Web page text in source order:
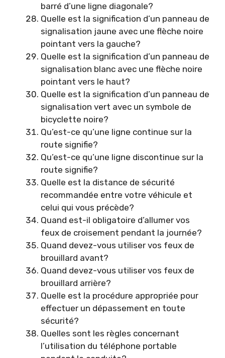
barré d’une ligne diagonale?
Quelle est la signification d’un panneau de
signalisation jaune avec une flèche noire
pointant vers la gauche?
Quelle est la signification d’un panneau de
signalisation blanc avec une flèche noire
pointant vers le haut?
Quelle est la signification d’un panneau de
signalisation vert avec un symbole de
bicyclette noire?
Qu’est-ce qu’une ligne continue sur la
route signifie?
Qu’est-ce qu’une ligne discontinue sur la
route signifie?
Quelle est la distance de sécurité
recommandée entre votre véhicule et
celui qui vous précède?
Quand est-il obligatoire d’allumer vos
feux de croisement pendant la journée?
Quand devez-vous utiliser vos feux de
brouillard avant?
Quand devez-vous utiliser vos feux de
brouillard arrière?
Quelle est la procédure appropriée pour
effectuer un dépassement en toute
sécurité?
Quelles sont les règles concernant
l’utilisation du téléphone portable